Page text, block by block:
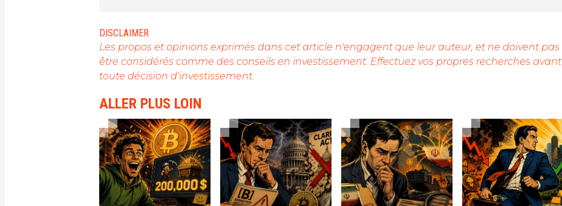
DISCLAIMER
Les propos et opinions exprimés dans cet article n'engagent que leur auteur, et ne doivent pas
être considérés comme des conseils en investissement. Effectuez vos propres recherches avant
toute décision d'investissement.
ALLER PLUS LOIN